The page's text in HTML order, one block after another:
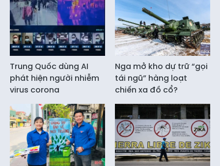
Trung Quốc dùng AI
phát hiện người nhiễm
virus corona
Nga mở kho dự trữ “gọi
tái ngũ” hàng loạt
chiến xa đồ cổ?